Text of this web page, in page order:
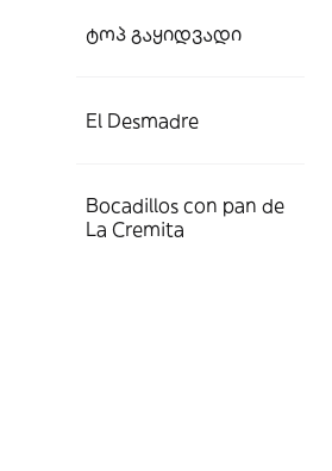
ტოპ გაყიდვადი
El Desmadre
Bocadillos con pan de
La Cremita